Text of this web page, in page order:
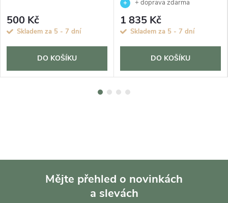
500 Kč
Skladem za 5 - 7 dní
DO KOŠÍKU
+ doprava zdarma
1 835 Kč
Skladem za 5 - 7 dní
DO KOŠÍKU
Mějte přehled o novinkách
a slevách